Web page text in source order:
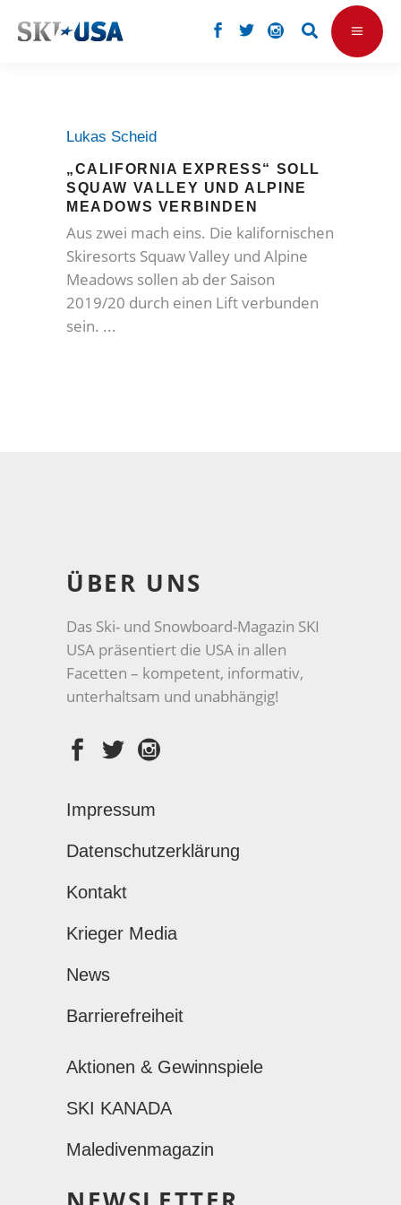
Lukas Scheid
„CALIFORNIA EXPRESS“ SOLL
SQUAW VALLEY UND ALPINE
MEADOWS VERBINDEN
Aus zwei mach eins. Die kalifornischen
Skiresorts Squaw Valley und Alpine
Meadows sollen ab der Saison
2019/20 durch einen Lift verbunden
sein.
ÜBER UNS
Das Ski- und Snowboard-Magazin SKI
USA präsentiert die USA in allen
Facetten – kompetent, informativ,
unterhaltsam und unabhängig!
Impressum
Datenschutzerklärung
Kontakt
Krieger Media
News
Barrierefreiheit
Aktionen & Gewinnspiele
SKI KANADA
Maledivenmagazin